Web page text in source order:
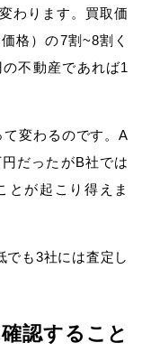
わります。買取価
格）の7割~8割く
不動産であれば1
変わるのです。A
だったがB社では
とが起こり得えま
でも3社には査定し
認すること